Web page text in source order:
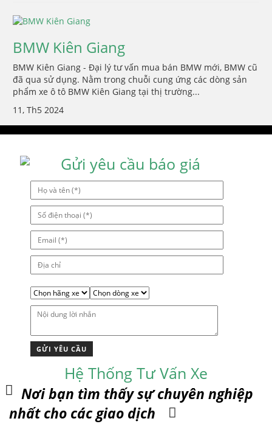
BMW Kiên Giang
BMW Kiên Giang - Đại lý tư vấn mua bán BMW mới, BMW cũ
đã qua sử dụng. Nằm trong chuỗi cung ứng các dòng sản
phẩm xe ô tô BMW Kiên Giang tại thị trường...
11, Th5 2024
Gửi yêu cầu báo giá
Hệ Thống Tư Vấn Xe
Nơi bạn tìm thấy sự chuyên nghiệp
nhất cho các giao dịch